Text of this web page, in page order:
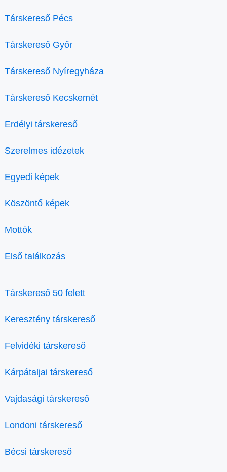
Társkereső Pécs
Társkereső Győr
Társkereső Nyíregyháza
Társkereső Kecskemét
Erdélyi társkereső
Szerelmes idézetek
Egyedi képek
Köszöntő képek
Mottók
Első találkozás
Társkereső 50 felett
Keresztény társkereső
Felvidéki társkereső
Kárpátaljai társkereső
Vajdasági társkereső
Londoni társkereső
Bécsi társkereső